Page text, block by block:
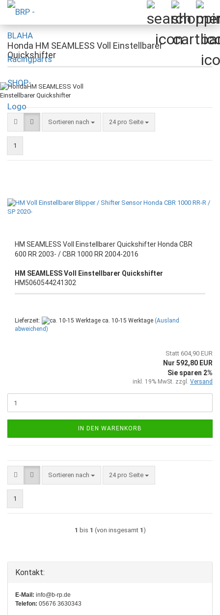
Honda HM SEAMLESS Voll Einstellbarer
Quickshifter
Sortieren nach
Sortieren nach 24 pro Seite
pro Seite
1
HM SEAMLESS Voll Einstellbarer Quickshifter Honda CBR
600 RR 2003- / CBR 1000 RR 2004-2016
HM SEAMLESS Voll Einstellbarer Quickshifter
HM5060544241302
Lieferzeit: ca. 10-15 Werktage (Ausland
abweichend)
Statt 604,90 EUR
Nur 592,80 EUR
Sie sparen 2%
inkl. 19% MwSt. zzgl. Versand
IN DEN WARENKORB
Sortieren nach
Sortieren nach 24 pro Seite
pro Seite
1
1 bis 1 (von insgesamt 1)
Kontakt:
E-Mail: info@b-rp.de
Telefon: 05676 3630343